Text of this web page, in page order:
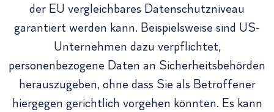
der EU vergleichbares Datenschutzniveau
garantiert werden kann. Beispielsweise sind US-
Unternehmen dazu verpflichtet,
personenbezogene Daten an Sicherheitsbehörden
herauszugeben, ohne dass Sie als Betroffener
hiergegen gerichtlich vorgehen könnten. Es kann